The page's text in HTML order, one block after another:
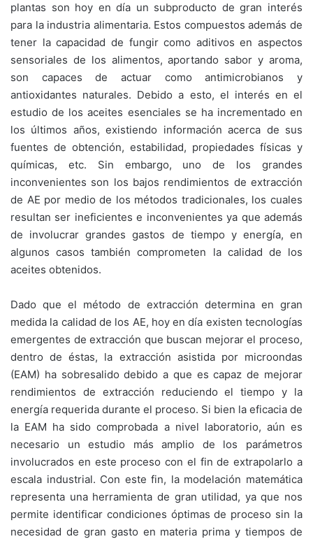
plantas son hoy en día un subproducto de gran interés
para la industria alimentaria. Estos compuestos además de
tener la capacidad de fungir como aditivos en aspectos
sensoriales de los alimentos, aportando sabor y aroma,
son capaces de actuar como antimicrobianos y
antioxidantes naturales. Debido a esto, el interés en el
estudio de los aceites esenciales se ha incrementado en
los últimos años, existiendo información acerca de sus
fuentes de obtención, estabilidad, propiedades físicas y
químicas, etc. Sin embargo, uno de los grandes
inconvenientes son los bajos rendimientos de extracción
de AE por medio de los métodos tradicionales, los cuales
resultan ser ineficientes e inconvenientes ya que además
de involucrar grandes gastos de tiempo y energía, en
algunos casos también comprometen la calidad de los
aceites obtenidos.
Dado que el método de extracción determina en gran
medida la calidad de los AE, hoy en día existen tecnologías
emergentes de extracción que buscan mejorar el proceso,
dentro de éstas, la extracción asistida por microondas
(EAM) ha sobresalido debido a que es capaz de mejorar
rendimientos de extracción reduciendo el tiempo y la
energía requerida durante el proceso. Si bien la eficacia de
la EAM ha sido comprobada a nivel laboratorio, aún es
necesario un estudio más amplio de los parámetros
involucrados en este proceso con el fin de extrapolarlo a
escala industrial. Con este fin, la modelación matemática
representa una herramienta de gran utilidad, ya que nos
permite identificar condiciones óptimas de proceso sin la
necesidad de gran gasto en materia prima y tiempos de